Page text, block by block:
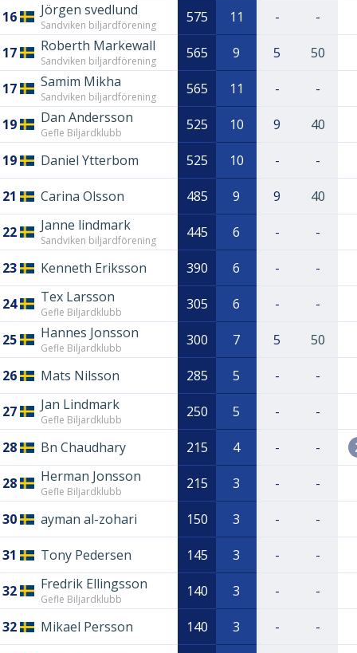
16 Jörgen svedlund
Sandviken biljardförening 575 11 - -
17 Roberth Markewall
Sandviken biljardförening 565 9 5 50
17 Samim Mikha
Sandviken biljardförening 565 11 - -
19 Dan Andersson
Gefle Biljardklubb 525 10 9 40
19 Daniel Ytterbom 525 10 - -
21 Carina Olsson 485 9 9 40
22 Janne lindmark
Sandviken biljardförening 445 6 - -
23 Kenneth Eriksson 390 6 - -
24 Tex Larsson
Gefle Biljardklubb 305 6 - -
25 Hannes Jonsson
Gefle Biljardklubb 300 7 5 50
26 Mats Nilsson 285 5 - -
27 Jan Lindmark
Gefle Biljardklubb 250 5 - -
28 Bn Chaudhary 215 4 - -
28 Herman Jonsson
Gefle Biljardklubb 215 3 - -
30 ayman al-zohari 150 3 - -
31 Tony Pedersen 145 3 - -
32 Fredrik Ellingsson
Gefle Biljardklubb 140 3 - -
32 Mikael Persson 140 3 - -